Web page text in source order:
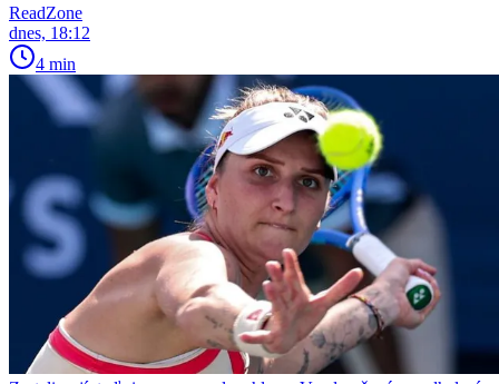
ReadZone
dnes, 18:12
4 min